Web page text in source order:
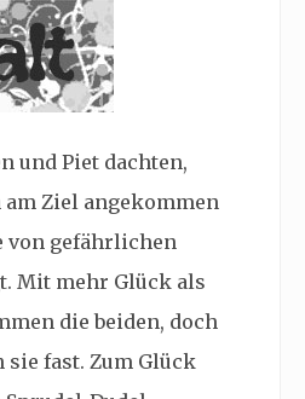
und Piet dachten,
Ziel angekommen
von gefährlichen
Mit mehr Glück als
die beiden, doch
sie fast. Zum Glück